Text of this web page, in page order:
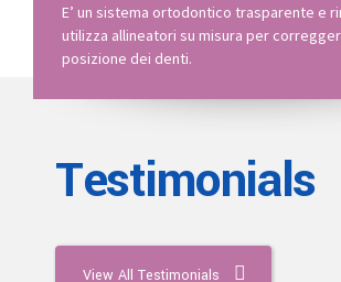
E’ un sistema ortodontico trasparente e
utilizza allineatori su misura per
posizione dei denti.
Testimonials
View All Testimonials